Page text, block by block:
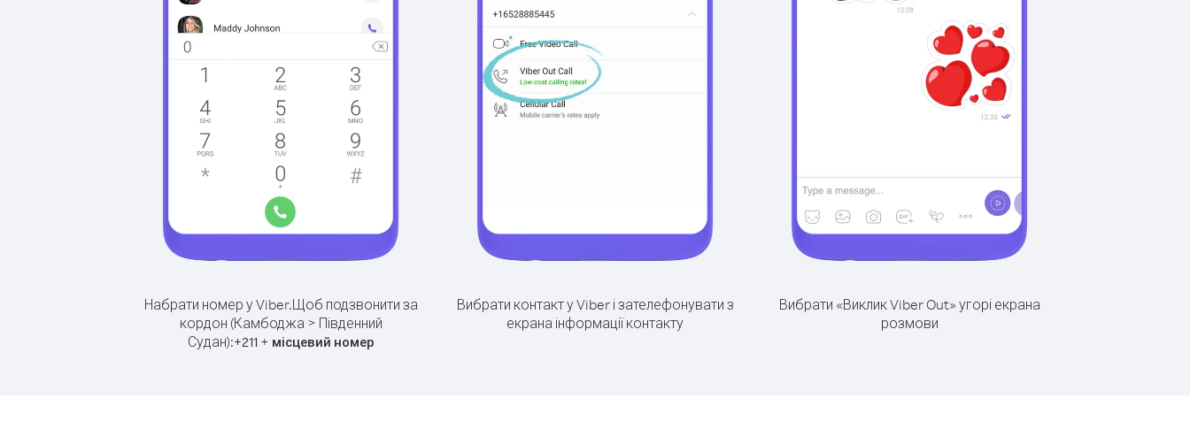
Набрати номер у Viber.Щоб подзвонити за
кордон (Камбоджа > Південний
Судан):+211+ місцевий номер
Вибрати контакт у Viber і зателефонувати з
екрана інформації контакту
Вибрати «Виклик Viber Out» угорі екрана
розмови